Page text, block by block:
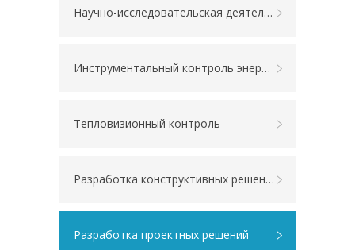
Научно-исследовательская деятельность
Инструментальный контроль энергетических показателей
Тепловизионный контроль
Разработка конструктивных решений
Разработка проектных решений